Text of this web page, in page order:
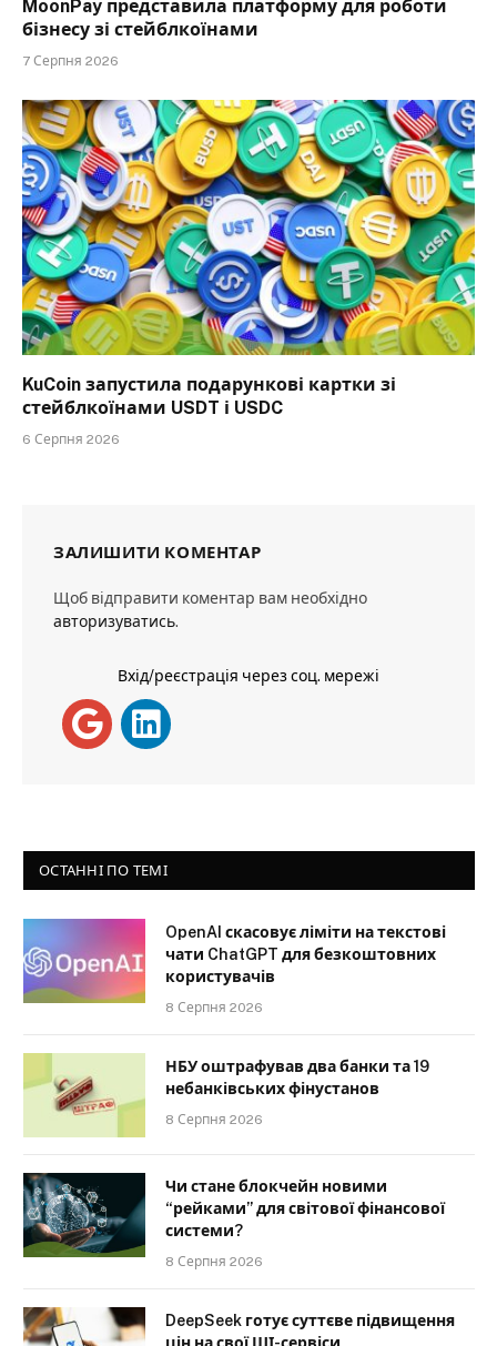
MoonPay представила платформу для роботи
бізнесу зі стейблкоїнами
7 Серпня 2026
KuCoin запустила подарункові картки зі
стейблкоїнами USDT і USDC
6 Серпня 2026
ЗАЛИШИТИ КОМЕНТАР
Щоб відправити коментар вам необхідно
авторизуватись.
Вхід/реєстрація через соц. мережі
ОСТАННІ ПО ТЕМІ
OpenAI скасовує ліміти на текстові
чати ChatGPT для безкоштовних
користувачів
8 Серпня 2026
НБУ оштрафував два банки та 19
небанківських фінустанов
8 Серпня 2026
Чи стане блокчейн новими
“рейками” для світової фінансової
системи?
8 Серпня 2026
DeepSeek готує суттєве підвищення